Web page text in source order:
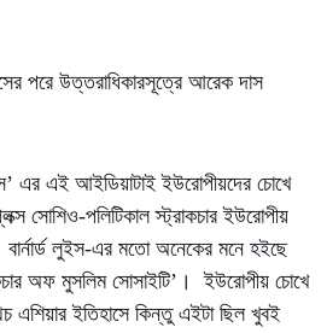
পরে উত্তরাধিকারসূত্রে আরেক দাস
এর এই আইডিয়াটাই ইউরোপীয়দের চোখে
সোশিও-পলিটিকাল স্ট্রাকচার ইউরোপীয়
বার্নার্ড লুইস-এর মতো অনেকের মনে হইছে
অফ মুসলিম সোসাইটি’। ইউরোপীয় চোখে
এশিয়ার ইতিহাসে কিন্তু এইটা ছিল খুবই